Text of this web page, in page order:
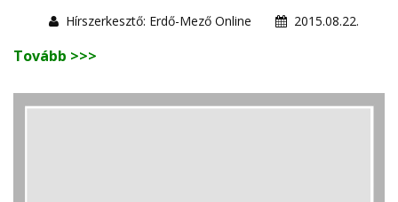
Hírszerkesztő: Erdő-Mező Online
2015.08.22.
Tovább >>>